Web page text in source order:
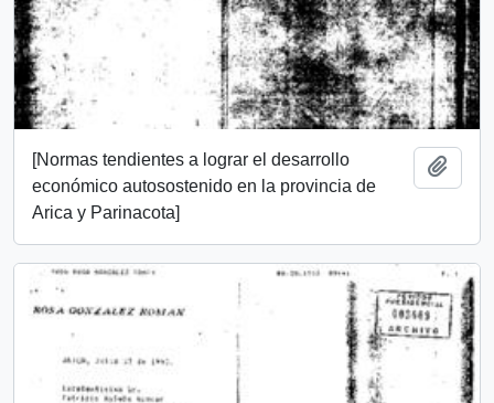
[Normas tendientes a lograr el desarrollo
económico autosostenido en la provincia de
Arica y Parinacota]